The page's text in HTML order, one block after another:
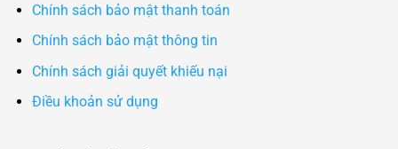
Chính sách bảo mật thanh toán
Chính sách bảo mật thông tin
Chính sách giải quyết khiếu nại
Điều khoản sử dụng